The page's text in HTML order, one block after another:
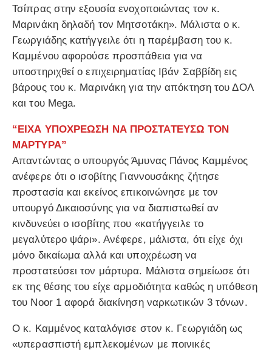
Τσίπρας στην εξουσία ενοχοποιώντας τον κ.
Μαρινάκη δηλαδή τον Μητσοτάκη». Μάλιστα ο κ.
Γεωργιάδης κατήγγειλε ότι η παρέμβαση του κ.
Καμμένου αφορούσε προσπάθεια για να
υποστηριχθεί ο επιχειρηματίας Ιβάν Σαββίδη εις
βάρους του κ. Μαρινάκη για την απόκτηση του ΔΟΛ
και του Mega.
“ΕΙΧΑ ΥΠΟΧΡΕΩΣΗ ΝΑ ΠΡΟΣΤΑΤΕΥΣΩ ΤΟΝ
ΜΑΡΤΥΡΑ”
Απαντώντας ο υπουργός Άμυνας Πάνος Καμμένος
ανέφερε ότι ο ισοβίτης Γιαννουσάκης ζήτησε
προστασία και εκείνος επικοινώνησε με τον
υπουργό Δικαιοσύνης για να διαπιστωθεί αν
κινδυνεύει ο ισοβίτης που «κατήγγειλε το
μεγαλύτερο ψάρι». Ανέφερε, μάλιστα, ότι είχε όχι
μόνο δικαίωμα αλλά και υποχρέωση να
προστατεύσει τον μάρτυρα. Μάλιστα σημείωσε ότι
εκ της θέσης του είχε αρμοδιότητα καθώς η υπόθεση
του Noor 1 αφορά διακίνηση ναρκωτικών 3 τόνων.
Ο κ. Καμμένος καταλόγισε στον κ. Γεωργιάδη ως
«υπερασπιστή εμπλεκομένων με ποινικές